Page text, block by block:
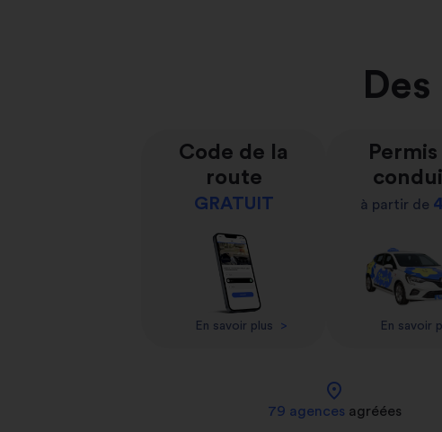
Code de la
route
GRATUIT
En savoir plus >
à partir de
En savoir
location_on
79 agences agréées